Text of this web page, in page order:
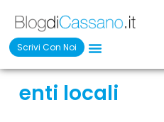
Scrivi Con Noi
enti locali